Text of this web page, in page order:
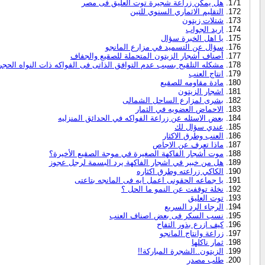
هل يمكن زراعة شجيرة توت العليق فى مصر
التقليم الاثماري السنوي للتين
شتلات زيتون
اريد الجواب
يا اهل الخبرة سؤال
سؤال عن التسميد في مزارع المانجو
أصناف أشجار الزيتون المتحملة للصقيع والجفاف
مشكله التلقيح بسبب عدم التوافق الذاتى فى الفواكه ذات النواه
انتاج العنب
مادة مقاومه للصقيع
اشجار الزيتون
بشرى لمزارع الساحل الشمالى
الاحماض العضويه في الثمار
بعض الاسئله عن زراعة الفواكه في الحدائق المنزليه
عندي سؤال لك
العنب وطرق الاكثار
ماذا تعرف عن الاجاص
موت أشجار الفاكهة الصغيرة في موجة الصقيع الأخيرة؟
هل من خبير في اشجار الفاكهة يرد البسمة لرجل عجوز
الكاكي زراعته وطرق اكثاره
يا جماعه الحقونى اعمل ايه فى المانجه بتاعتى
نخلة توقفت عن النمو ما الحل ؟
توت العليق
الرجاء الرد السريع
نسب السكر فى بعض اصناف العنب
كيف ازرع بذور التفاح
زراعة وانتاج المانجو
ثمار ناكلها
الزيتون..الشجرة المباركة!!
طلب مصدر